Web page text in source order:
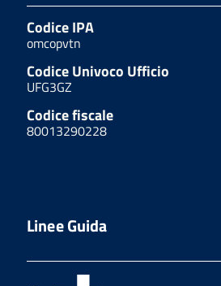
Codice IPA
omcopvtn
Codice Univoco Ufficio
UFG3GZ
Codice fiscale
80013290228
Linee Guida